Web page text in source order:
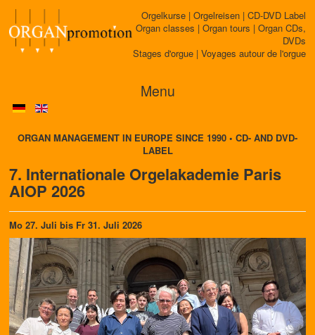
Orgelkurse | Orgelreisen | CD-DVD Label
Organ classes | Organ tours | Organ CDs,
DVDs
Stages d'orgue | Voyages autour de l'orgue
Menu
ORGAN MANAGEMENT IN EUROPE SINCE 1990 • CD- AND DVD-
LABEL
7. Internationale Orgelakademie Paris
AIOP 2026
Mo 27. Juli bis Fr 31. Juli 2026